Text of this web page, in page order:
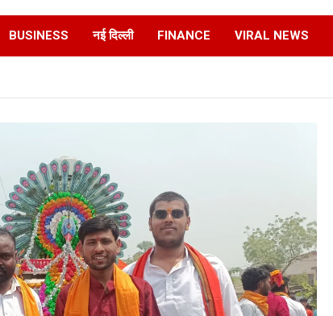
BUSINESS नई दिल्ली FINANCE VIRAL NEWS